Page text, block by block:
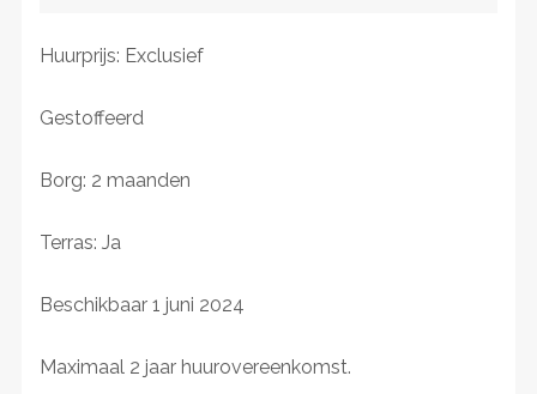
Huurprijs: Exclusief
Gestoffeerd
Borg: 2 maanden
Terras: Ja
Beschikbaar 1 juni 2024
Maximaal 2 jaar huurovereenkomst.